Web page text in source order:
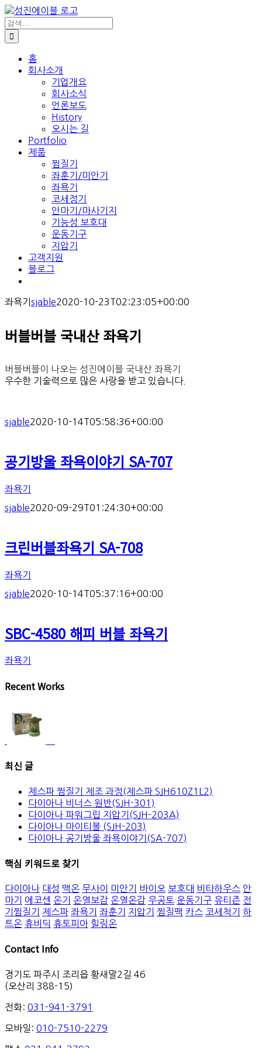
콘
텐
츠
로
검
색:
홈
회사소개
기업개요
회사소식
언론보도
History
오시는 길
Portfolio
제품
찜질기
좌훈기/미안기
좌욕기
코세정기
안마기/마사기지
기능성 보호대
운동기구
지압기
고객지원
블로그
좌욕기 sjable2020-10-23T02:23:05+00:00
버블버블 국내산 좌욕기
버블버블이 나오는 성진에이블 국내산 좌욕기
우수한 기술력으로 많은 사랑을 받고 있습니다.
sjable2020-10-14T05:58:36+00:00
공기방울 좌욕이야기 SA-707
좌욕기
sjable2020-09-29T01:24:30+00:00
크린버블좌욕기 SA-708
좌욕기
sjable2020-10-14T05:37:16+00:00
SBC-4580 해피 버블 좌욕기
좌욕기
Recent Works
최신 글
제스파 찜질기 제조 과정(제스파 SJH610Z1L2)
다이아나 비너스 원반(SJH-301)
다이아나 파워그립 지압기(SJH-203A)
다이아나 마이티볼 (SJH-203)
다이아나 공기방울 좌욕이야기(SA-707)
핵심 키워드로 찾기
다이아나 대성 맥온 무사이 미안기 바이오 보호대 비타하우스 안
마기
에코센 온기 온열보감 온열온감 우공토 운동기구 유티즌 전
기찜질기
제스파 좌욕기 좌훈기 지압기 찜질팩 카스 코세척기
하
트온 휴비딕 휴토피아 힐링온
Contact Info
경기도 파주시 조리읍 황새말2길 46
(오산리 388-15)
전화: 031-941-3791
모바일: 010-7510-2279